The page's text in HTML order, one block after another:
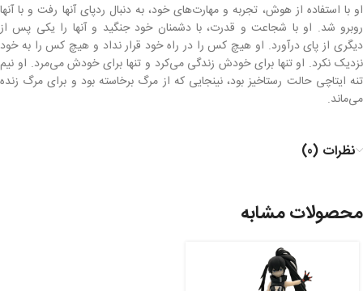
او با استفاده از هوش، تجربه و مهارت‌های خود، به دنبال ردپای آنها رفت و با آنها
روبرو شد. او با شجاعت و قدرت، با دشمنان خود جنگید و آنها را یکی پس از
دیگری از پای درآورد. او هیچ کس را در راه خود قرار نداد و هیچ کس را به خود
نزدیک نکرد. او تنها برای خودش زندگی می‌کرد و تنها برای خودش می‌مرد. او نیم
تنه ایتاچی حالت رستاخیز بود، نینجایی که از مرگ برخاسته بود و برای مرگ زنده
می‌ماند.
نظرات (0)
محصولات مشابه